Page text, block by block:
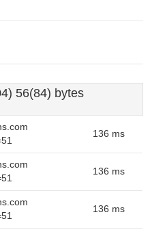
56(84) bytes
136 ms
136 ms
136 ms